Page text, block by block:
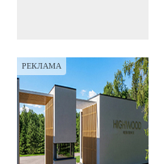
РЕКЛАМА